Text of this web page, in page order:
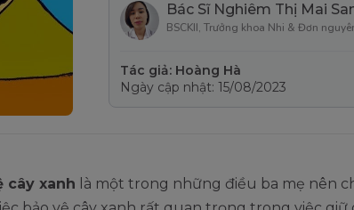
Bác Sĩ Nghiêm Thị Mai
BSCKII, Trưởng khoa Nhi & Đơn
Tác giả: Hoàng Hà
Ngày cập nhật: 15/08/2023
cây xanh là một trong những điều ba mẹ nên